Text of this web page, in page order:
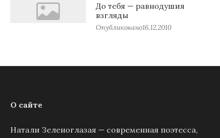
До тебя — равнодушия
взгляды
Опубликовано16.12.2010
О сайте
Натали Зеленоглазая — современная поэтесса,